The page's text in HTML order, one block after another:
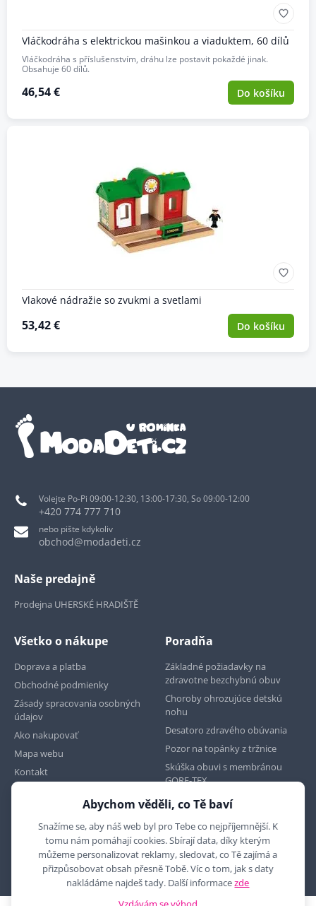
Vláčkodráha s elektrickou mašinkou a viaduktem, 60 dílů
Vláčkodráha s příslušenstvím, dráhu lze postavit pokaždé jinak.
Obsahuje 60 dílů.
46,54 € Do košíku
Vlakové nádražie so zvukmi a svetlami
53,42 € Do košíku
Volejte Po-Pi 09:00-12:30, 13:00-17:30, So 09:00-12:00
+420 774 777 710
nebo pište kdykoliv
obchod@modadeti.cz
Naše predajně
Prodejna UHERSKÉ HRADIŠTĚ
Všetko o nákupe
Doprava a platba
Obchodné podmienky
Zásady spracovania osobných
údajov
Ako nakupovať
Mapa webu
Kontakt
Poradňa
Základné požiadavky na
zdravotne bezchybnú obuv
Choroby ohrozujúce detskú
nohu
Desatoro zdravého obúvania
Pozor na topánky z tržnice
Skúška obuvi s membránou
GORE-TEX
Abychom věděli, co Tě baví
Snažíme se, aby náš web byl pro Tebe co nejpříjemnější. K
tomu nám pomáhají cookies. Sbírají data, díky kterým
můžeme personalizovat reklamy, sledovat, co Tě zajímá a
přizpůsobovat obsah přesně Tobě. Víc o tom, jak s daty
nakládáme najdeš tady. Další informacezde